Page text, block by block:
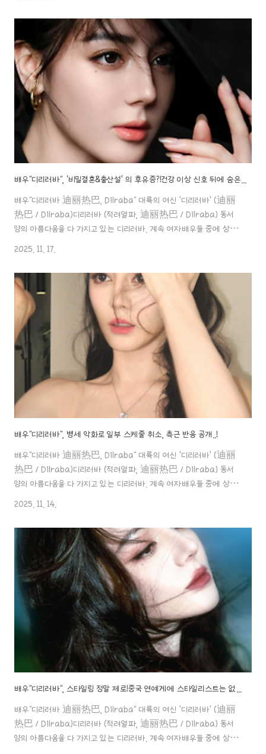
머리카락이나 정교한 이목구비에만 있는 것이 아니라, 시간이 흘러서 여
전히 유지되는 젊음의 기운과 노화에 대한 저항력에서 비롯된다고 평가
했는데요..! 10위: 조금맥 赵今麦, Zhao Jinmai, 자오진마이- 청량
하고 자연스러운 '첫사랑 얼굴' 바르고 착실한데 예쁘기까지한 배우 “조
금맥”배우 “조금맥 赵今麦” Zhao Jinmai 1. 소개 이..
배우"디리러바 迪丽热巴, Dilraba" 대륙의 여신 ‘디리러바’ (迪丽
热巴 / Dilraba)디리러바 (적려열파, 迪丽热巴 / Dilraba) 동서
양의 아름다움을 다 가지고 있는 디리러바. 계속 여자배우들 중에 상위
인기순위를 차지하고 있는 배우예요. 그녀에 대한 인물 탐구 포스팅! 시
유증?! 건강 이상 신호 뒤에 숨은 또 다른 사정..! 배우"디리러바", 병세
악화로 일부 스케줄 취소, 측근 반응 공개..!배우"디리러바 迪丽热巴,
Dilraba" 대륙의 여신 ‘디리러바’ (迪丽热巴 / Dilraba)디리러바
(적려열파, 迪丽热巴 / Dilraba) 동서양의 아름다움을 다 가지고 있
는 디리러바. 계속 여자배우들 중에 상..
2025. 11. 17.
배우"디리러바", 병세 악화로 일부 스케줄 취소, 측근 반응 공개..!
배우"디리러바 迪丽热巴, Dilraba" 대륙의 여신 ‘디리러바’ (迪丽
热巴 / Dilraba)디리러바 (적려열파, 迪丽热巴 / Dilraba) 동서
양의 아름다움을 다 가지고 있는 디리러바. 계속 여자배우들 중에 상위
취소, 측근 반응 공개..! 배우"디리러바", 스타일링 정말 제로!중국 연예게
에 스타일리스트는 없는 걸까?이렇게 대충해도배우"디리러바 迪丽
热巴, Dilraba" 대륙의 여신 ‘디리러바’ (迪丽热巴 / Dilraba)디
리러바 (적려열파, 迪丽热巴 / Dilraba) 동서양의 아름다움을 다 가
지고 있는 디리러바. 계속 여자배우들 중에 ..
2025. 11. 14.
배우"디리러바 迪丽热巴, Dilraba" 대륙의 여신 ‘디리러바’ (迪丽
热巴 / Dilraba)디리러바 (적려열파, 迪丽热巴 / Dilraba) 동서
양의 아름다움을 다 가지고 있는 디리러바. 계속 여자배우들 중에 상위